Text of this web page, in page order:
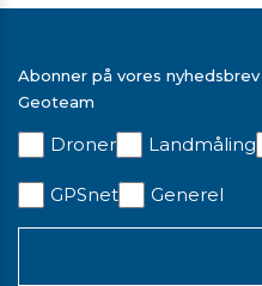
Abonner på vores
Geoteam
Droner Landmåling
GPSnet Generel